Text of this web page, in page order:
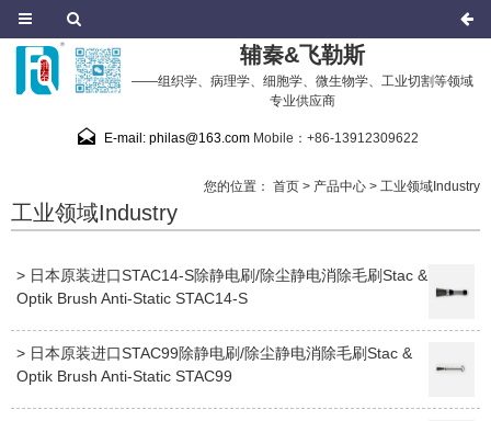
辅秦&飞勒斯
——组织学、病理学、细胞学、微生物学、工业切割等领域
专业供应商
E-mail: philas@163.com Mobile：+86-13912309622
您的位置： 首页 > 产品中心 > 工业领域Industry
工业领域Industry
> 日本原装进口STAC14-S除静电刷/除尘静电消除毛刷Stac &
Optik Brush Anti-Static STAC14-S
> 日本原装进口STAC99除静电刷/除尘静电消除毛刷Stac &
Optik Brush Anti-Static STAC99